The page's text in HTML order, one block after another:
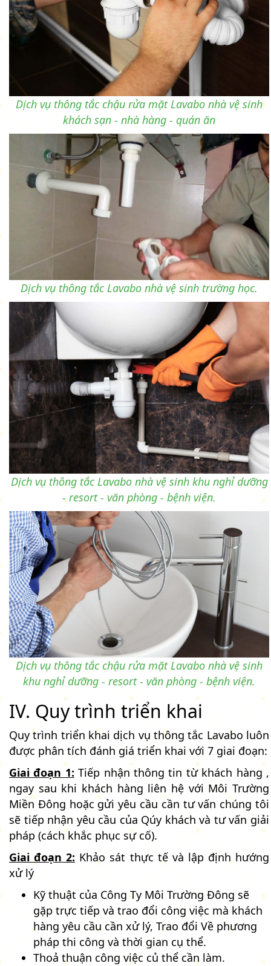
Dịch vụ thông tắc chậu rửa mặt Lavabo nhà vệ sinh
khách sạn - nhà hàng - quán ăn
Dịch vụ thông tắc Lavabo nhà vệ sinh trường học.
Dịch vụ thông tắc Lavabo nhà vệ sinh khu nghỉ dưỡng
- resort - văn phòng - bệnh viện.
Dịch vụ thông tắc chậu rửa mặt Lavabo nhà vệ sinh
khu nghỉ dưỡng - resort - văn phòng - bệnh viện.
IV. Quy trình triển khai
Quy trình triển khai dịch vụ thông tắc Lavabo luôn
được phân tích đánh giá triển khai với 7 giai đoạn:
Giai đoạn 1: Tiếp nhận thông tin từ khách hàng ,
ngay sau khi khách hàng liên hệ với Môi Trường
Miền Đông hoặc gửi yêu cầu cần tư vấn chúng tôi
sẽ tiếp nhận yêu cầu của Qúy khách và tư vấn giải
pháp (cách khắc phục sự cố).
Giai đoạn 2: Khảo sát thực tế và lập định hướng
xử lý
Kỹ thuật của Công Ty Môi Trường Đông sẽ
gặp trực tiếp và trao đổi công việc mà khách
hàng yêu cầu cần xử lý, Trao đổi Về phương
pháp thi công và thời gian cụ thể.
Thoả thuận công việc củ thể cần làm.